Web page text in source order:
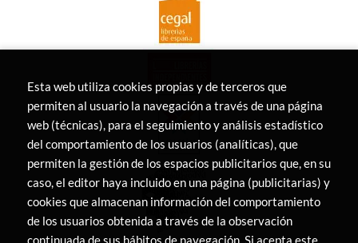
Esta web utiliza cookies propias y de terceros que
permiten al usuario la navegación a través de una página
web (técnicas), para el seguimiento y análisis estadístico
del comportamiento de los usuarios (analíticas), que
permiten la gestión de los espacios publicitarios que, en su
caso, el editor haya incluido en una página (publicitarias) y
cookies que almacenan información del comportamiento
de los usuarios obtenida a través de la observación
continuada de sus hábitos de navegación. Si acepta este